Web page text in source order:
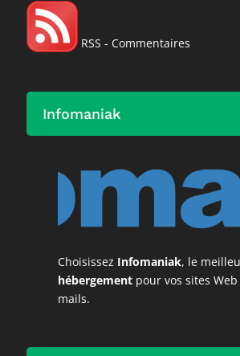
RSS - Commentaires
Infomaniak
Choisissez Infomaniak, le
hébergementpour vos sites Web
mails.